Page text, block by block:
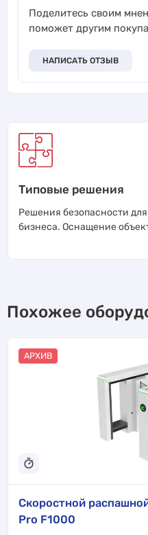
Поделитесь своим
поможет другим
НАПИСАТЬ ОТЗЫВ
Типовые решения
Решения безопасности
бизнеса. Оснащение
Похожее
АРХИВ
Скоростной
Pro F1000